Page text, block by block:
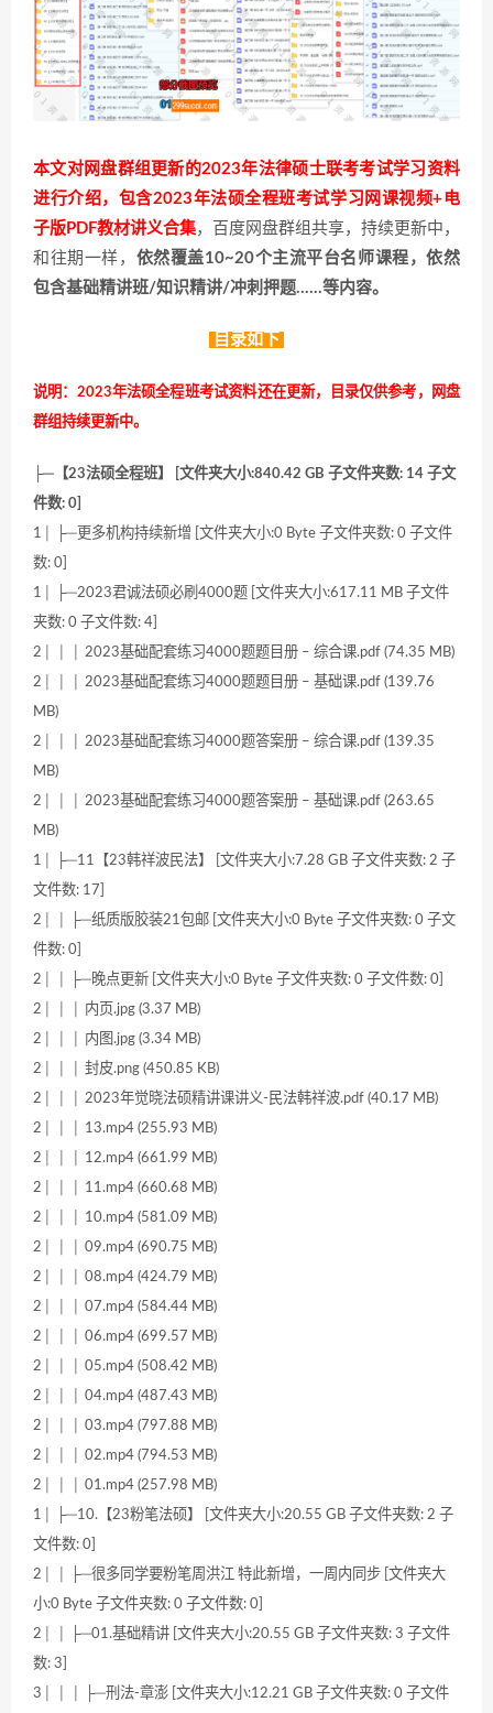
本文对网盘群组更新的2023年法律硕士联考考试学习资料
进行介绍，包含2023年法硕全程班考试学习网课视频+电
子版PDF教材讲义合集，百度网盘群组共享，持续更新中，
和往期一样， 依然覆盖10~20个主流平台名师课程，依然
包含基础精讲班/知识精讲/冲刺押题……等内容。
目录如下
说明：2023年法硕全程班考试资料还在更新，目录仅供参考，网盘
群组持续更新中。
├─【23法硕全程班】 [文件夹大小:840.42 GB 子文件夹数: 14 子文
件数: 0]
1│ ├─更多机构持续新增 [文件夹大小:0 Byte 子文件夹数: 0 子文件
数: 0]
1│ ├─2023君诚法硕必刷4000题 [文件夹大小:617.11 MB 子文件
夹数: 0 子文件数: 4]
2│ │ │ 2023基础配套练习4000题题目册 – 综合课.pdf (74.35 MB)
2│ │ │ 2023基础配套练习4000题题目册 – 基础课.pdf (139.76
MB)
2│ │ │ 2023基础配套练习4000题答案册 – 综合课.pdf (139.35
MB)
2│ │ │ 2023基础配套练习4000题答案册 – 基础课.pdf (263.65
MB)
1│ ├─11【23韩祥波民法】 [文件夹大小:7.28 GB 子文件夹数: 2 子
文件数: 17]
2│ │ ├─纸质版胶装21包邮 [文件夹大小:0 Byte 子文件夹数: 0 子文
件数: 0]
2│ │ ├─晚点更新 [文件夹大小:0 Byte 子文件夹数: 0 子文件数: 0]
2│ │ │ 内页.jpg (3.37 MB)
2│ │ │ 内图.jpg (3.34 MB)
2│ │ │ 封皮.png (450.85 KB)
2│ │ │ 2023年觉晓法硕精讲课讲义-民法韩祥波.pdf (40.17 MB)
2│ │ │ 13.mp4 (255.93 MB)
2│ │ │ 12.mp4 (661.99 MB)
2│ │ │ 11.mp4 (660.68 MB)
2│ │ │ 10.mp4 (581.09 MB)
2│ │ │ 09.mp4 (690.75 MB)
2│ │ │ 08.mp4 (424.79 MB)
2│ │ │ 07.mp4 (584.44 MB)
2│ │ │ 06.mp4 (699.57 MB)
2│ │ │ 05.mp4 (508.42 MB)
2│ │ │ 04.mp4 (487.43 MB)
2│ │ │ 03.mp4 (797.88 MB)
2│ │ │ 02.mp4 (794.53 MB)
2│ │ │ 01.mp4 (257.98 MB)
1│ ├─10.【23粉笔法硕】 [文件夹大小:20.55 GB 子文件夹数: 2 子
文件数: 0]
2│ │ ├─很多同学要粉笔周洪江 特此新增，一周内同步 [文件夹大
小:0 Byte 子文件夹数: 0 子文件数: 0]
2│ │ ├─01.基础精讲 [文件夹大小:20.55 GB 子文件夹数: 3 子文件
数: 3]
3│ │ │ ├─刑法-章澎 [文件夹大小:12.21 GB 子文件夹数: 0 子文件